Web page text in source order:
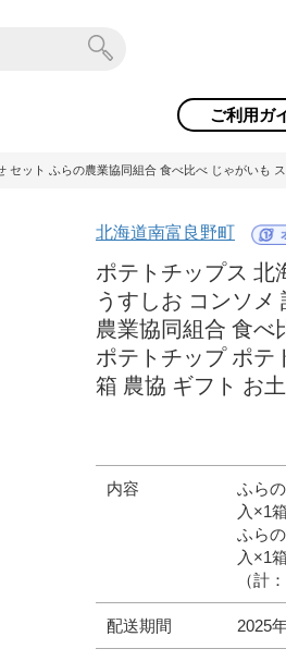
ご利用ガ
ット ふらの農業協同組合 食べ比べ じゃがい
北海道南富良野町
ポテトチップス 北
うすしお コンソメ
農業協同組合 食べ
ポテトチップ ポテ
箱 農協 ギフト お
内容
ふら
入×1箱
ふら
入×1箱
（計
配送期間 2025